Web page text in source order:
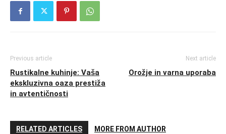
Previous article
Rustikalne kuhinje: Vaša
ekskluzivna oaza prestiža
in avtentičnosti
Next article
Orožje in varna uporaba
RELATED ARTICLES MORE FROM AUTHOR